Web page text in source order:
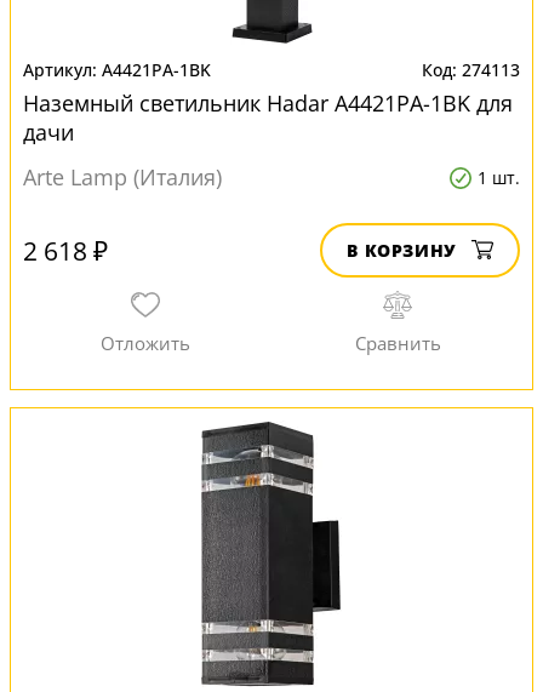
A4421PA-1BK 274113
Наземный светильник Hadar A4421PA-1BK для
дачи
Arte Lamp (Италия)
1 шт.
2 618 ₽ В КОРЗИНУ